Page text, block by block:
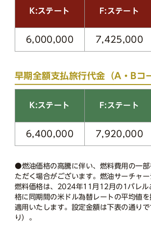
K:ステート F:ステート
6,000,000 7,425,000
早期全額支払旅行代金（A・Bコ
K:ステート F:ステート
6,400,000 7,920,000
●燃油価格の高騰に伴い、燃料費用の一
ただく場合がございます。燃油サーチャ
燃料価格は、2024年11月12月の1バレル
格に同期間の米ドル為替レートの平均値
適用いたします。設定金額は下表の通り
り）。